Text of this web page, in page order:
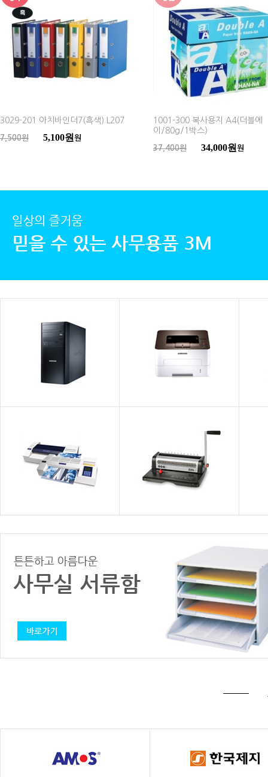
3029-201 아치바인더7(흑색) L207
7,500원 5,100원 원
1001-300 복사용지 A4(더블에
이/80g/1박스)
37,400원 34,000원 원